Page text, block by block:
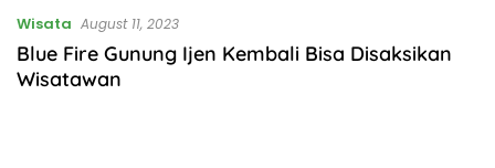
Wisata August 11, 2023
Blue Fire Gunung Ijen Kembali Bisa Disaksikan
Wisatawan